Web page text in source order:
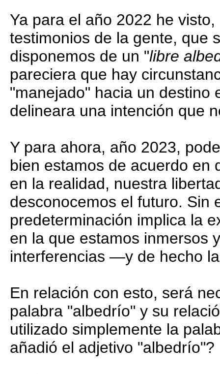
Ya para el año 2022 he
testimonios de la gente, que
disponemos de un "libre
pareciera que hay
"manejado" hacia un destino
delineara una intención que
Y para ahora, año 2023,
bien estamos de acuerdo en
en la realidad, nuestra
desconocemos el futuro. Sin
predeterminación implica la
en la que estamos inmersos
interferencias —y de hecho
En relación con esto, será
palabra "albedrío" y su
utilizado simplemente la
añadió el adjetivo "albedrío"?